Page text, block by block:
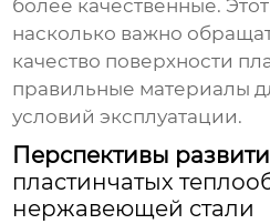
более качественные.
насколько важно
качество поверхности
правильные материалы
условий эксплуатации.
Перспективы
пластинчатых
нержавеющей стали